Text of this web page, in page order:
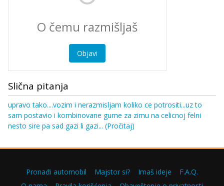
Objavi
Slična pitanja
upravo tako....vozim i nerazmisljam koliko ce potrositi...uz to
sam postavio i kombinovane gume za zimu na celicnoj felni
nesto sire pa sad gazi li gazi... (Pročitaj)
Pronađi automobil Majstor si? Imaš ideje
F.A.Q.